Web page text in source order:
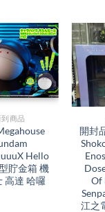
到商品​
Hello
貯金箱 機
高達 哈囉
開封
Of
江之